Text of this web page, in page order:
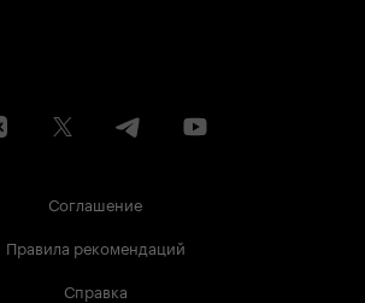
Соглашение
Правила рекомендаций
Справка